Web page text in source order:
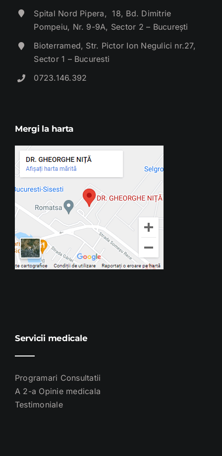
Spital Nord Pipera, 18, Bd. Dimitrie
Pompeiu, Nr. 9-9A, Sector 2 – București
Bioterramed, Str. Pictor Ion Negulici nr.27,
Sector 1 – Bucuresti
0723.146.392
Mergi la harta
Servicii medicale
Programari Consultatii
A 2-a Opinie medicala
Testimoniale